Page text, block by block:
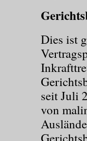
Dies ist
seit Juli
von